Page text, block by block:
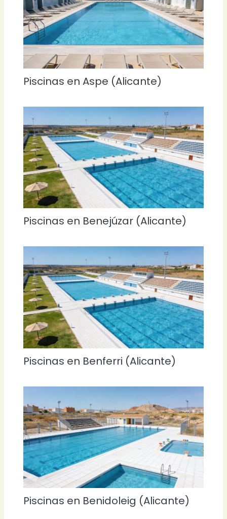
Piscinas en Aspe (Alicante)
Piscinas en Benejúzar (Alicante)
Piscinas en Benferri (Alicante)
Piscinas en Benidoleig (Alicante)